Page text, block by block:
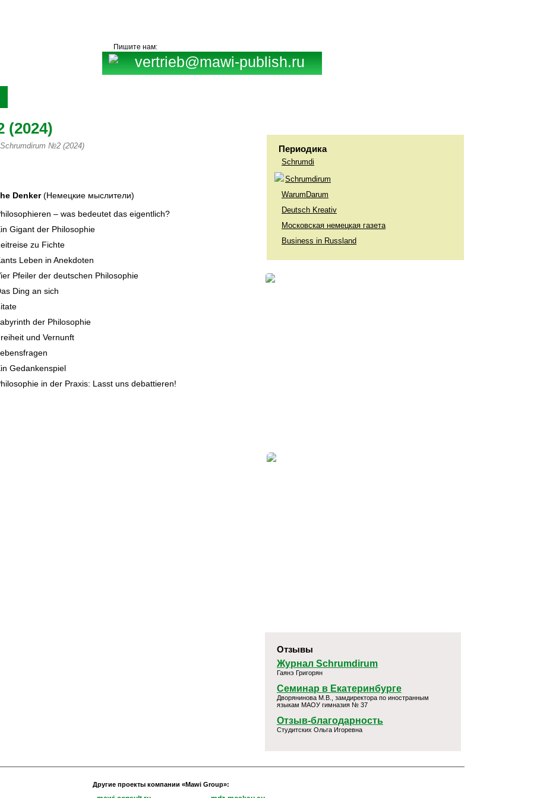
Пишите нам:
vertrieb@mawi-publish.ru
№2 (2024)
Denker(Немецкие мыслители)
– was bedeutet das eigentlich?
Gigant der Philosophie
zu Fichte
Leben in Anekdoten
Pfeiler der deutschen Philosophie
Ding an sich
der Philosophie
und Vernunft
Gedankenspiel
in der Praxis: Lasst uns debattieren!
Периодика
Schrumdi
Schrumdirum
WarumDarum
Deutsch Kreativ
Московская немецкая газета
Business in Russland
Отзывы
Журнал Schrumdirum
Гаянэ Григорян
Семинар в Екатеринбурге
Дворянинова М.В., замдиректора по иностранным
языкам МАОУ гимназия № 37
Отзыв-благодарность
Студитских Ольга Игоревна
Другие проекты компании «Mawi Group»: